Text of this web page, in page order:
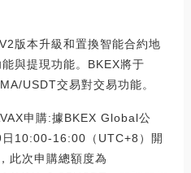
版本升級和置換智能合約地
與提現功能。BKEX將于
USDT交易對交易功能。
申購:據BKEX Global公
10:00-16:00（UTC+8）開
此次申購總額度為